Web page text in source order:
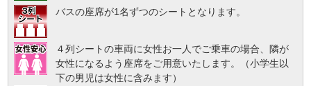
バスの座席が1名ずつのシートとなります。
４列シートの車両に女性お一人でご乗車の場合、隣が
女性になるよう座席をご用意いたします。（小学生以
下の男児は女性に含みます）